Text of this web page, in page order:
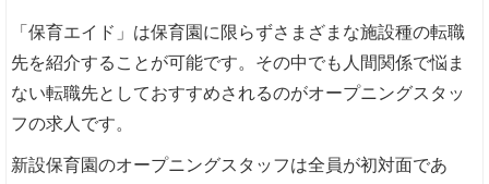
「保育エイド」は保育園に限らずさまざまな施設種の転職
先を紹介することが可能です。その中でも人間関係で悩ま
ない転職先としておすすめされるのがオープニングスタッ
フの求人です。
新設保育園のオープニングスタッフは全員が初対面であ